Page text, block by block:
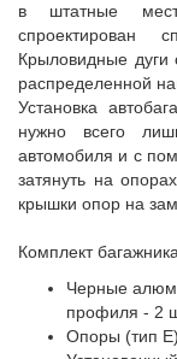
в штатные
спроектирован
Крыловидные дуги
распределенной
Установка
нужно всего
автомобиля и с
затянуть на
крышки опор на
Комплект
Черные
профиля - 2
Опоры (тип